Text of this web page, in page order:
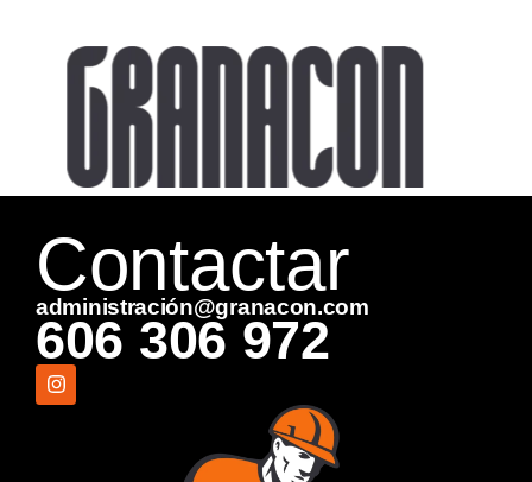
Contactar
administración@granacon.com
606 306 972